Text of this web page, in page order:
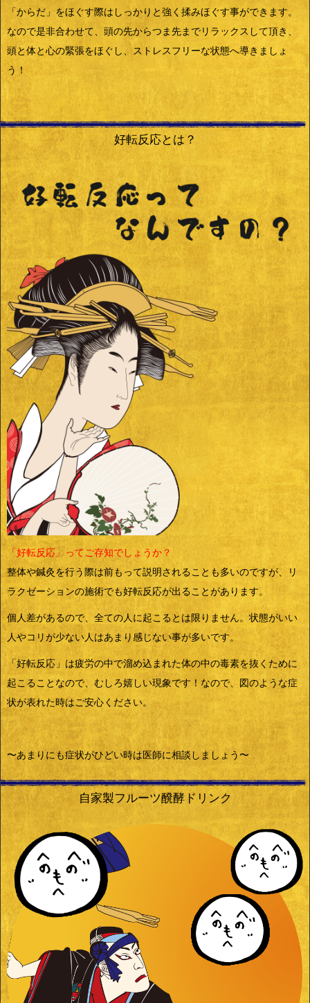
「からだ」をほぐす際はしっかりと強く揉みほぐす事ができます。
なので是非合わせて、頭の先からつま先までリラックスして頂き、
頭と体と心の緊張をほぐし、ストレスフリーな状態へ導きましょ
う！
好転反応とは？
「好転反応」ってご存知でしょうか？
整体や鍼灸を行う際は前もって説明されることも多いのですが、リ
ラクゼーションの施術でも好転反応が出ることがあります。
個人差があるので、全ての人に起こるとは限りません。状態がいい
人やコリが少ない人はあまり感じない事が多いです。
「好転反応」は疲労の中で溜め込まれた体の中の毒素を抜くために
起こることなので、むしろ嬉しい現象です！なので、図のような症
状が表れた時はご安心ください。
〜あまりにも症状がひどい時は医師に相談しましょう〜
自家製フルーツ醗酵ドリンク